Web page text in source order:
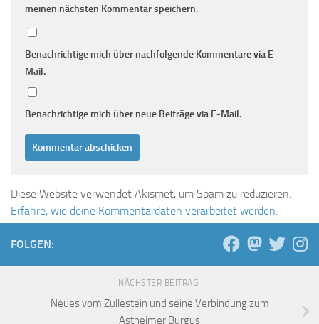
meinen nächsten Kommentar speichern.
Benachrichtige mich über nachfolgende Kommentare via E-
Mail.
Benachrichtige mich über neue Beiträge via E-Mail.
Diese Website verwendet Akismet, um Spam zu reduzieren.
Erfahre, wie deine Kommentardaten verarbeitet werden.
FOLGEN:
NÄCHSTER BEITRAG
Neues vom Zullestein und seine Verbindung zum
Astheimer Burgus